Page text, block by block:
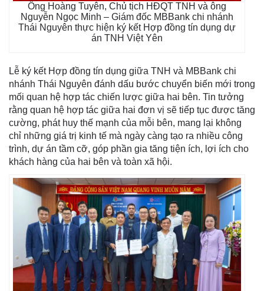
Ông Hoàng Tuyên, Chủ tịch HĐQT TNH và ông
Nguyễn Ngọc Minh – Giám đốc MBBank chi nhánh
Thái Nguyên thực hiện ký kết Hợp đồng tín dụng dự
án TNH Việt Yên
Lễ ký kết Hợp đồng tín dụng giữa TNH và MBBank chi
nhánh Thái Nguyên đánh dấu bước chuyển biến mới trong
mối quan hệ hợp tác chiến lược giữa hai bên. Tin tưởng
rằng quan hệ hợp tác giữa hai đơn vị sẽ tiếp tục được tăng
cường, phát huy thế mạnh của mỗi bên, mang lại không
chỉ những giá trị kinh tế mà ngày càng tạo ra nhiều công
trình, dự án tầm cỡ, góp phần gia tăng tiện ích, lợi ích cho
khách hàng của hai bên và toàn xã hội.